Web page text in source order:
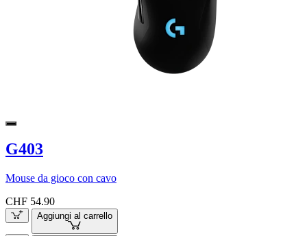
G403
Mouse da gioco con cavo
CHF 54.90
Aggiungi al carrello